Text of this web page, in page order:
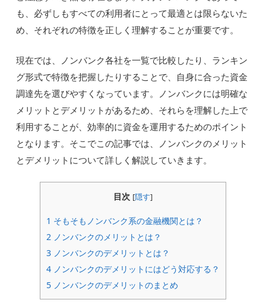
も、必ずしもすべての利用者にとって最適とは限らないた
め、それぞれの特徴を正しく理解することが重要です。
現在では、ノンバンク各社を一覧で比較したり、ランキン
グ形式で特徴を把握したりすることで、自身に合った資金
調達先を選びやすくなっています。ノンバンクには明確な
メリットとデメリットがあるため、それらを理解した上で
利用することが、効率的に資金を運用するためのポイント
となります。そこでこの記事では、ノンバンクのメリット
とデメリットについて詳しく解説していきます。
目次 [隠す]
1 そもそもノンバンク系の金融機関とは？
2 ノンバンクのメリットとは？
3 ノンバンクのデメリットとは？
4 ノンバンクのデメリットにはどう対応する？
5 ノンバンクのデメリットのまとめ